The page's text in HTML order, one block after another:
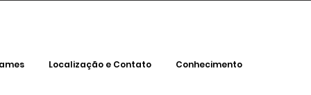
Localização e Contato Conhecimento